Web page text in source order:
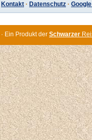
Kontakt · Datenschutz ·
· Ein Produkt der Schwarzer